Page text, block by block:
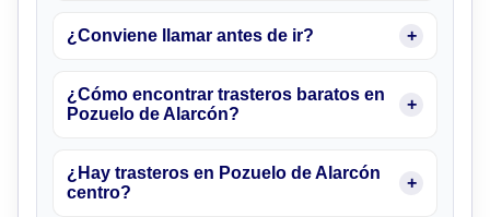
¿Conviene llamar antes de ir?
¿Cómo encontrar trasteros baratos en
Pozuelo de Alarcón?
¿Hay trasteros en Pozuelo de Alarcón
centro?